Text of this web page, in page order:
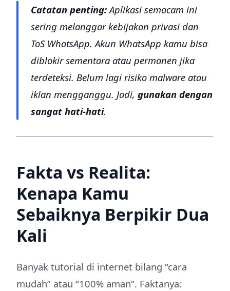
Catatan penting:Aplikasi semacam ini
sering melanggar kebijakan privasi dan
ToS WhatsApp. Akun WhatsApp kamu bisa
diblokir sementara atau permanen jika
terdeteksi. Belum lagi risiko malware atau
iklan mengganggu. Jadi, gunakan dengan
sangat hati-hati.
Fakta vs Realita:
Kenapa Kamu
Sebaiknya Berpikir Dua
Kali
Banyak tutorial di internet bilang “cara
mudah” atau “100% aman”. Faktanya: